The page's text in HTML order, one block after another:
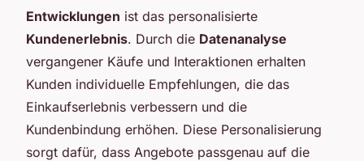
Entwicklungen ist das personalisierte
Kundenerlebnis. Durch die Datenanalyse
vergangener Käufe und Interaktionen erhalten
Kunden individuelle Empfehlungen, die das
Einkaufserlebnis verbessern und die
Kundenbindung erhöhen. Diese Personalisierung
sorgt dafür, dass Angebote passgenau auf die